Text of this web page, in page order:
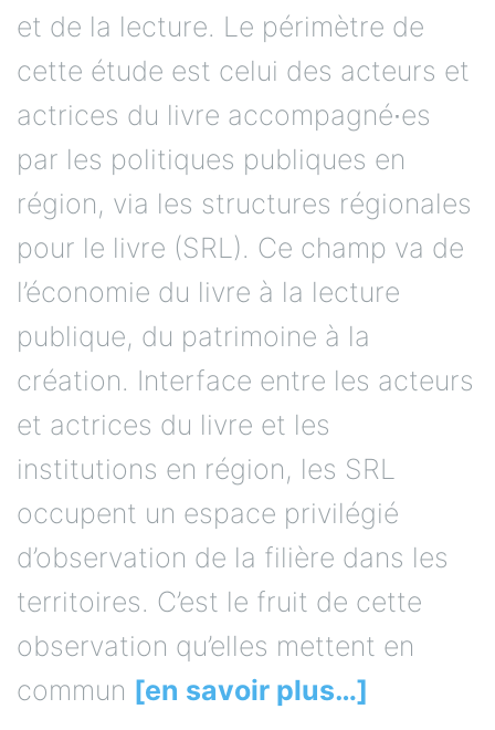
et de la lecture. Le périmètre de
cette étude est celui des acteurs et
actrices du livre accompagné∙es
par les politiques publiques en
région, via les structures régionales
pour le livre (SRL). Ce champ va de
l’économie du livre à la lecture
publique, du patrimoine à la
création. Interface entre les acteurs
et actrices du livre et les
institutions en région, les SRL
occupent un espace privilégié
d’observation de la filière dans les
territoires. C’est le fruit de cette
observation qu’elles mettent en
commun [en savoir plus…]